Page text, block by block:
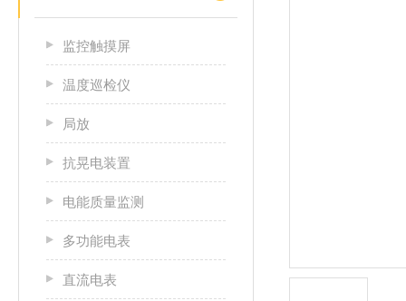
监控触摸屏
温度巡检仪
局放
抗晃电装置
电能质量监测
多功能电表
直流电表